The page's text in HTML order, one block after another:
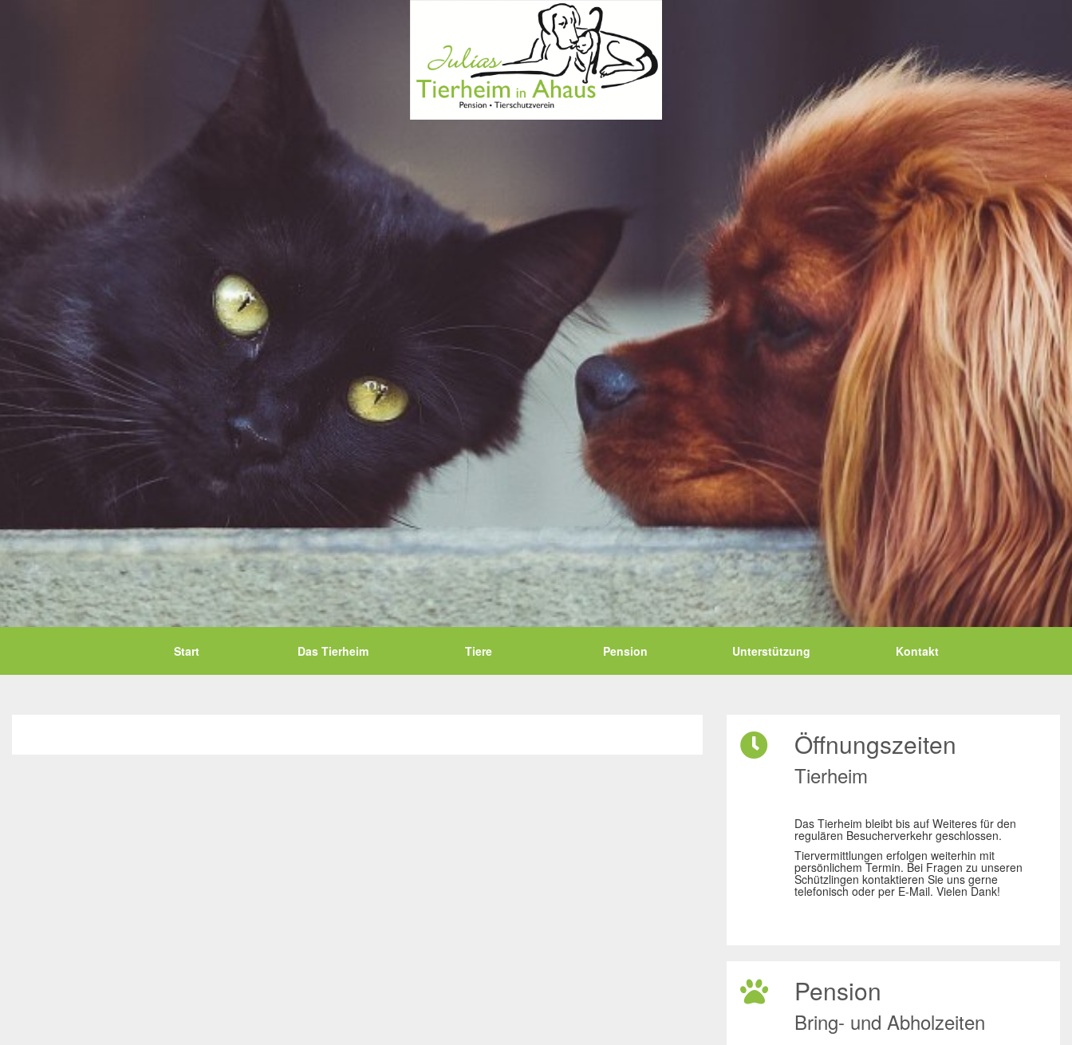
Start Das Tierheim Tiere Pension Unterstützung Kontakt
Öffnungszeiten
Tierheim
Das Tierheim bleibt bis auf Weiteres für den
regulären Besucherverkehr geschlossen.
Tiervermittlungen erfolgen weiterhin mit
persönlichem Termin. Bei Fragen zu unseren
Schützlingen kontaktieren Sie uns gerne
telefonisch oder per E-Mail. Vielen Dank!
Pension
Bring- und Abholzeiten